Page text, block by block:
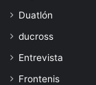
Duatlón
ducross
Entrevista
Frontenis